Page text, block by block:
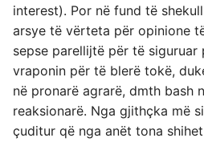
interest). Por në fund të
arsye të vërteta për opinione
sepse parellijtë për të siguruar
vraponin për të blerë tokë,
në pronarë agrarë, dmth bash
reaksionarë. Nga gjithçka më
çuditur që nga anët tona